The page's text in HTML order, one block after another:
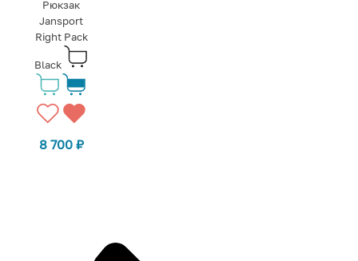
Рюкзак
Jansport
Right Pack
Black
8 700 ₽